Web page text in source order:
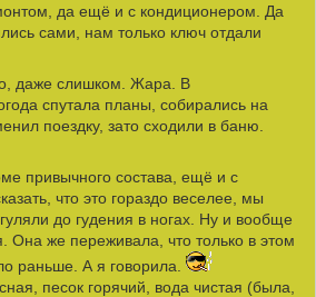
да ещё и с кондиционером. Да
сами, нам только ключ отдали
даже слишком. Жара. В
спутала планы, собирались на
поездку, зато сходили в баню.
привычного состава, ещё и с
что это гораздо веселее, мы
до гудения в ногах. Ну и вообще
Она же переживала, что только в этом
раньше. А я говорила.
песок горячий, вода чистая (была,